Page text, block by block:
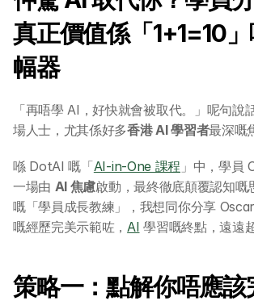
真正價值係「1+1=10
幅器
「再唔學 AI，好快就會被取代。」呢句說
場人士，尤其係好多香港 AI 學習者最深嘅
喺 DotAI 嘅「AI-in-One 課程 」中，學員
一場由 AI 焦慮啟動，最終徹底顛覆認知嘅
嘅「學員成長教練」，我想同你分享
嘅經歷完美示範咗，AI 學習嘅終點，遠遠
策略一：點解你唔應該